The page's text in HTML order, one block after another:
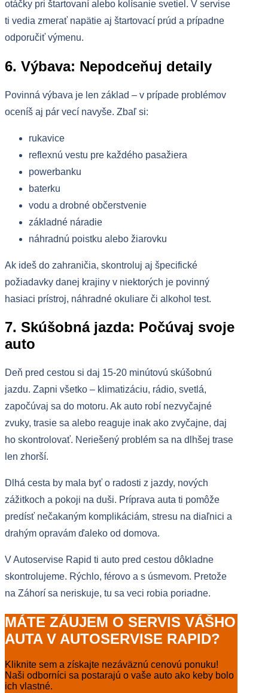
otáčky pri štartovaní alebo kolísanie svetiel. V servise
ti vedia zmerať napätie aj štartovací prúd a prípadne
odporučiť výmenu.
6. Výbava: Nepodceňuj detaily
Povinná výbava je len základ – v prípade problémov
oceníš aj pár vecí navyše. Zbaľ si:
rukavice
reflexnú vestu pre každého pasažiera
powerbanku
baterku
vodu a drobné občerstvenie
základné náradie
náhradnú poistku alebo žiarovku
Ak ideš do zahraničia, skontroluj aj špecifické
požiadavky danej krajiny v niektorých je povinný
hasiaci prístroj, náhradné okuliare či alkohol test.
7. Skúšobná jazda: Počúvaj svoje
auto
Deň pred cestou si daj 15-20 minútovú skúšobnú
jazdu. Zapni všetko – klimatizáciu, rádio, svetlá,
započúvaj sa do motoru. Ak auto robí nezvyčajné
zvuky, trasie sa alebo reaguje inak ako zvyčajne, daj
ho skontrolovať. Neriešený problém sa na dlhšej trase
len zhorší.
Dlhá cesta by mala byť o radosti z jazdy, nových
zážitkoch a pokoji na duši. Príprava auta ti pomôže
predísť nečakaným komplikáciám, stresu na diaľnici a
drahým opravám ďaleko od domova.
V Autoservise Rapid ti auto pred cestou dôkladne
skontrolujeme. Rýchlo, férovo a s úsmevom. Pretože
na Záhorí sa neriskuje, tu sa veci robia poriadne.
MÁTE ZÁUJEM O SERVIS VÁŠHO
AUTA V AUTOSERVISE RAPID?
Kliknite sem a získajte nezáväznú cenovú ponuku!
Naši odborníci sa postarajú o vaše auto ako keby bolo
ich vlastné.